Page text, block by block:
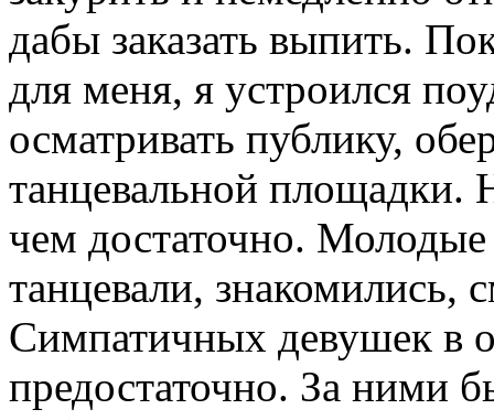
дабы заказать выпить.
для меня, я устроился
осматривать публику,
танцевальной площадки.
чем достаточно.
танцевали, знакомились,
Симпатичных девушек в
предостаточно. За ними